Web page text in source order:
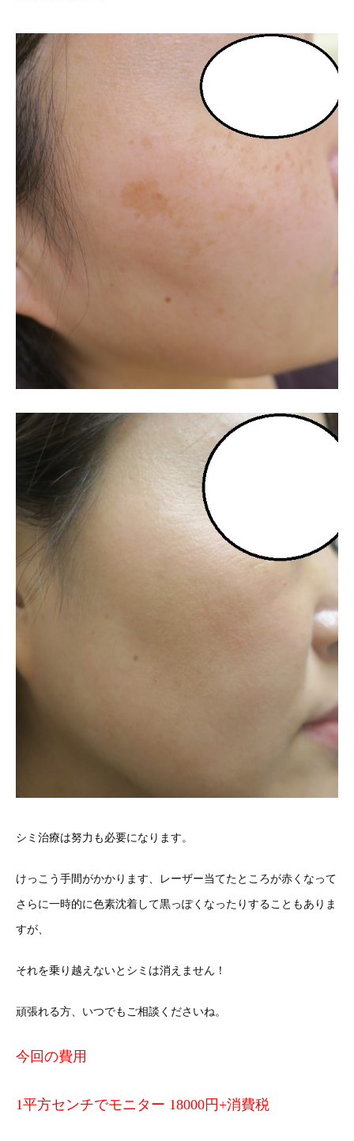
シミ治療は努力も必要になります。
けっこう手間がかかります、レーザー当てたところが赤くなって
さらに一時的に色素沈着して黒っぽくなったりすることもありま
すが、
それを乗り越えないとシミは消えません！
頑張れる方、いつでもご相談くださいね。
今回の費用
1平方センチでモニター 18000円+消費税